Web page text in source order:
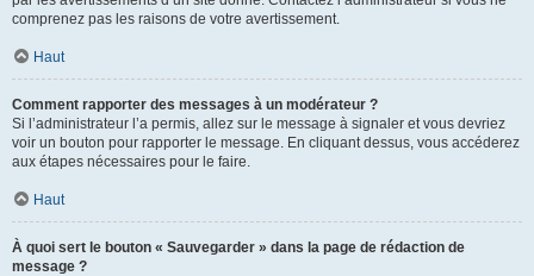
comprenez pas les raisons de votre avertissement.
Haut
Comment rapporter des messages à un modérateur ?
Si l’administrateur l’a permis, allez sur le message à signaler et vous devriez
voir un bouton pour rapporter le message. En cliquant dessus, vous accéderez
aux étapes nécessaires pour le faire.
Haut
À quoi sert le bouton « Sauvegarder » dans la page de rédaction de
message ?